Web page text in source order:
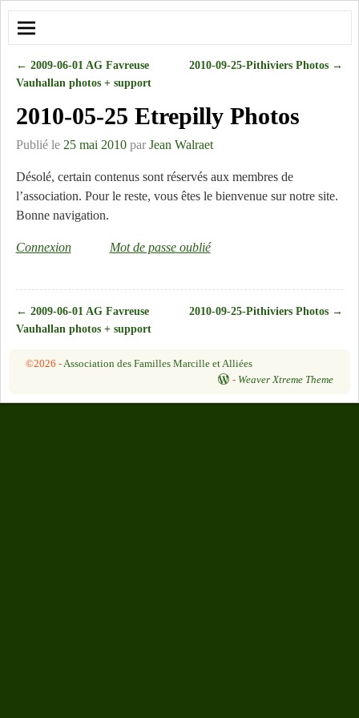
Navigation des articles
← 2009-06-01 AG Favreuse
Vauhallan photos + support
2010-09-25-Pithiviers Photos →
2010-05-25 Etrepilly Photos
Publié le 25 mai 2010 par Jean Walraet
Désolé, certain contenus sont réservés aux membres de
l’association. Pour le reste, vous êtes le bienvenue sur notre site.
Bonne navigation.
Connexion Mot de passe oublié
Navigation des articles
← 2009-06-01 AG Favreuse
Vauhallan photos + support
2010-09-25-Pithiviers Photos →
©2026 -Association des Familles Marcille et Alliées
- Weaver Xtreme Theme